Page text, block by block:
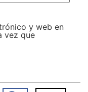
y web en
vez que